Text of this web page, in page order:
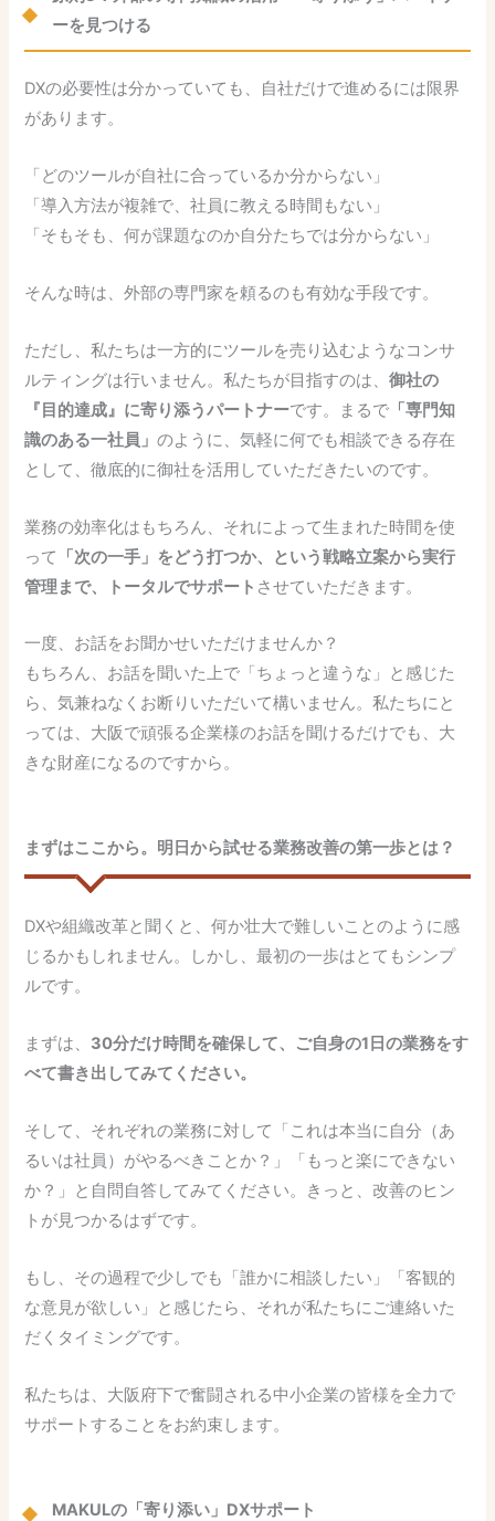
ーを見つける
DXの必要性は分かっていても、自社だけで進めるには限界
があります。
「どのツールが自社に合っているか分からない」
「導入方法が複雑で、社員に教える時間もない」
「そもそも、何が課題なのか自分たちでは分からない」
そんな時は、外部の専門家を頼るのも有効な手段です。
ただし、私たちは一方的にツールを売り込むようなコンサ
ルティングは行いません。私たちが目指すのは、御社の
『目的達成』に寄り添うパートナーです。まるで 「専門知
識のある一社員」のように、気軽に何でも相談できる存在
として、徹底的に御社を活用していただきたいのです。
業務の効率化はもちろん、それによって生まれた時間を使
って
「次の一手」をどう打つか、という戦略立案から実行
管理まで、トータルでサポート させていただきます。
一度、お話をお聞かせいただけませんか？
もちろん、お話を聞いた上で「ちょっと違うな」と感じた
ら、気兼ねなくお断りいただいて構いません。私たちにと
っては、大阪で頑張る企業様のお話を聞けるだけでも、大
きな財産になるのですから。
まずはここから。明日から試せる業務改善の第一歩とは？
DXや組織改革と聞くと、何か壮大で難しいことのように感
じるかもしれません。しかし、最初の一歩はとてもシンプ
ルです。
まずは、 30分だけ時間を確保して、ご自身の1日の業務をす
べて書き出してみてください。
そして、それぞれの業務に対して「これは本当に自分（あ
るいは社員）がやるべきことか？」「もっと楽にできない
か？」と自問自答してみてください。きっと、改善のヒン
トが見つかるはずです。
もし、その過程で少しでも「誰かに相談したい」「客観的
な意見が欲しい」と感じたら、それが私たちにご連絡いた
だくタイミングです。
私たちは、大阪府下で奮闘される中小企業の皆様を全力で
サポートすることをお約束します。
MAKULの「寄り添い」DXサポート